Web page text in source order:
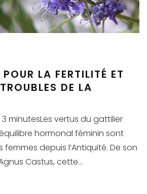
LA FERTILITÉ ET
DE LA
minutesLes vertus du gattilier
hormonal féminin sont
depuis l’Antiquité. De son
Castus, cette...